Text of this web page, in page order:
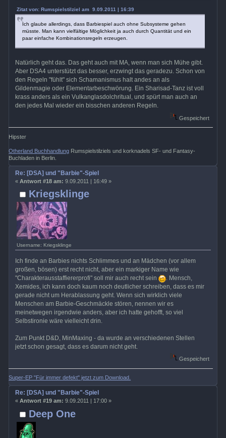
Zitat von: Rumspielstilziel am 9.09.2011 | 16:39
Ich glaube allerdings, dass Barbiespiel auch ohne Subsysteme gehen
müsste. Man kann vielfältige Möglichkeit ja auch durch Quantität und ein
paar einfache Kombinationsregeln erzeugen.
Natürlich geht das. Das geht auch mit MA, wenn man sich Mühe gibt.
Aber DSA4 unterstützt das besser, erzwingt das geradezu. Schon von
den Regeln "fühlt" sich Schamanismus halt andes an als
Gildenmagie oder Elementarbeschwörung. Ein Sharisad-Tanz ist voll
krass anders als ein Vulkanglasdolchritual, und spürt man auch an
den jedes Mal wieder ein bisschen anderen Regeln.
Gespeichert
Hipster
Otherland Buchhandlung Rumspielstilziels und korknadels SF- und Fantasy-
Buchladen in Berlin.
Kriegsklinge
Username: Kriegsklinge
Re: [DSA] und "Barbie"-Spiel
« Antwort #18 am: 9.09.2011 | 16:49 »
Ich finde an Barbies nichts Schlimmes und an Mädchen (vor allem
großen, bösen) erst recht nicht, aber ein markiger Name wie
"Charakterausstaffiererprofi" soll mir auch recht sein
. Mensch,
Xemides, ich kann doch kaum noch deutlicher schreiben, dass es mir
gerade nicht um Herablassung geht. Wenn sich wirklich viele
Menschen am Barbie-Geschmäckle stören, nennen wir es
meinetwegen irgendwie anders, aber ich hatte gehofft, so viel
Selbstironie wäre vielleicht drin.
Zum Punkt D&D, MinMaxing - da wurde an verschiedenen Stellen
jetzt schon gesagt, dass es darum nicht geht.
Gespeichert
Super-EP "Für immer defekt" jetzt zum Download.
Deep One
Re: [DSA] und "Barbie"-Spiel
« Antwort #19 am: 9.09.2011 | 17:00 »